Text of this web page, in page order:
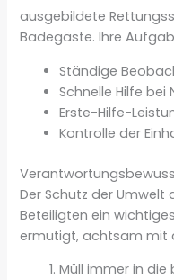
ausgebildete
Badegäste. Ihre
Ständige
Schnelle Hilfe bei
Erste-Hilfe-
Kontrolle der
Der Schutz der Umwelt
Beteiligten ein
ermutigt, achtsam mit
Müll immer in